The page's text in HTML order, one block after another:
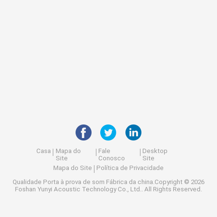
Casa
Mapa do
Site
Fale
Conosco
Desktop
Site
Mapa do Site
Política de Privacidade
Qualidade Porta à prova de som Fábrica da china.Copyright © 2026
Foshan Yunyi Acoustic Technology Co., Ltd.. All Rights Reserved.